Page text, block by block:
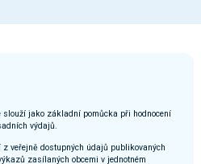
slouží jako základní pomůcka při hodnocení
výdajů.
veřejně dostupných údajů publikovaných
zasílaných obcemi v jednotném